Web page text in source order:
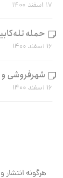
۱۷ اسفند ۱۴۰۰
حمله
۱۶ اسفند ۱۴۰۰
شهرفروشی و
۱۶ اسفند ۱۴۰۰
هرگونه انتشار